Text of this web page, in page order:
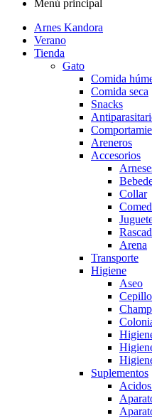
Menú principal
Arnes Kandora
Verano
Tienda
Gato
Comida
Comida seca
Snacks
Areneros
Accesorios
Collar
Arena
Transporte
Higiene
Aseo
Suplementos